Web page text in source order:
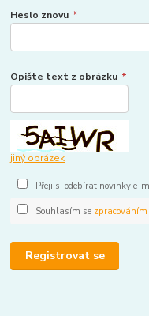
Heslo znovu *
Opište text z obrázku *
jiný obrázek
Přeji si odebírat novinky e-
Souhlasím se
Registrovat se